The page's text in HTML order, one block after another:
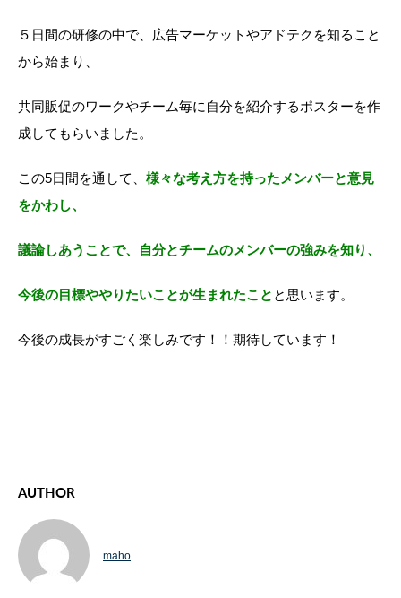
５日間の研修の中で、広告マーケットやアドテクを知ること
から始まり、
共同販促のワークやチーム毎に自分を紹介するポスターを作
成してもらいました。
この5日間を通して、 様々な考え方を持ったメンバーと意見
をかわし、
議論しあうことで、自分とチームのメンバーの強みを知り、
今後の目標ややりたいことが生まれたこと と思います。
今後の成長がすごく楽しみです！！期待しています！
AUTHOR
maho